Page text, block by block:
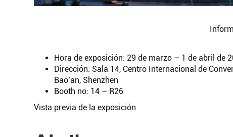
Hora de exposición: 29 de marzo – 1 de abril de
Dirección: Sala 14, Centro Internacional de
Bao’an, Shenzhen
Booth no: 14 – R26
Vista previa de la exposición